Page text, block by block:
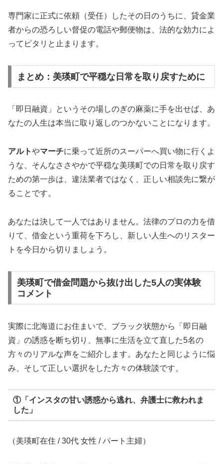
専門家に正式に依頼（受任）したその日のうちに、貸金業
者からの恐ろしい督促の電話や郵便物は、法的な効力によ
ってピタリと止まります。
まとめ：美瑛町で平穏な日常を取り戻すために
「即日融資」というその場しのぎの麻薬に手を出せば、あ
なたの人生は本当に取り返しのつかないことになります。
アルトやマーチに乗って近所のスーパーへ買い物に行くよ
うな、そんなささやかで平穏な美瑛町での日常を取り戻す
ための第一歩は、違法業者ではなく、正しい相談先に繋が
ることです。
あなたは決して一人ではありません。法律のプロの力を借
りて、借金という重荷を下ろし、新しい人生へのリスター
トを今日から切りましょう。
美瑛町で借金問題から抜け出した5人の実体験
コメント
実際に北海道にお住まいで、ブラック状態から「即日融
資」の誘惑を断ち切り、無事に生活を立て直した5名の
方々のリアルな声をご紹介します。あなたと同じように悩
み、そして正しい選択をした方々の体験談です。
①「インスタの甘い誘惑から逃れ、弁護士に救われま
した」
（美瑛町在住 / 30代 女性 / パート主婦）